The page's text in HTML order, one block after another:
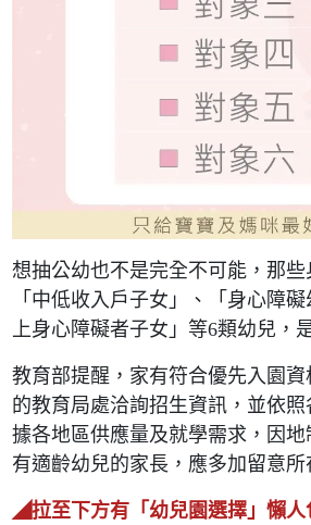
想抽公幼也不是完全不可能，那
「中低收入戶子女」、「身心障
上身心障礙者子女」等6類幼兒，
教育部提醒，家有符合優先入園
的教育局處洽詢招生資訊，並依
據各地區供應量及就學需求，因
有適齡幼兒的家長，應多加留意
◢拉至下方有 「幼兒園選擇」懶